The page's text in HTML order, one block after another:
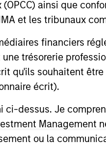
ainsi que
et les tribunaux
financiers
trésorerie
qu'ils souhaitent
écrit).
ci-dessus. Je
Management
ou la
that the investment
The trademarks and
are providing these
investigation,
the information